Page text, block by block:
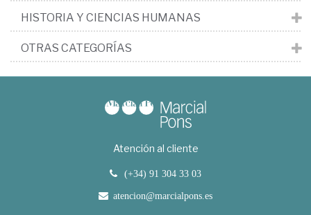
HISTORIA Y CIENCIAS HUMANAS
OTRAS CATEGORÍAS
Atención al cliente
(+34) 91 304 33 03
atencion@marcialpons.es